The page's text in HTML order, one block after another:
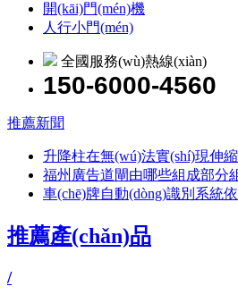
開(kāi)門(mén)機
人行小門(mén)
全國服務(wù)熱線(xiàn)
150-6000-4560
推薦新聞
升降柱在無(wú)法實(shí)現伸
福州廣告道閘由哪些組成部分
車(chē)牌自動(dòng)識別系統
推薦產(chǎn)品
/